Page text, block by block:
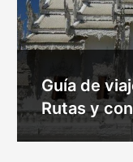
Guía de
Rutas y